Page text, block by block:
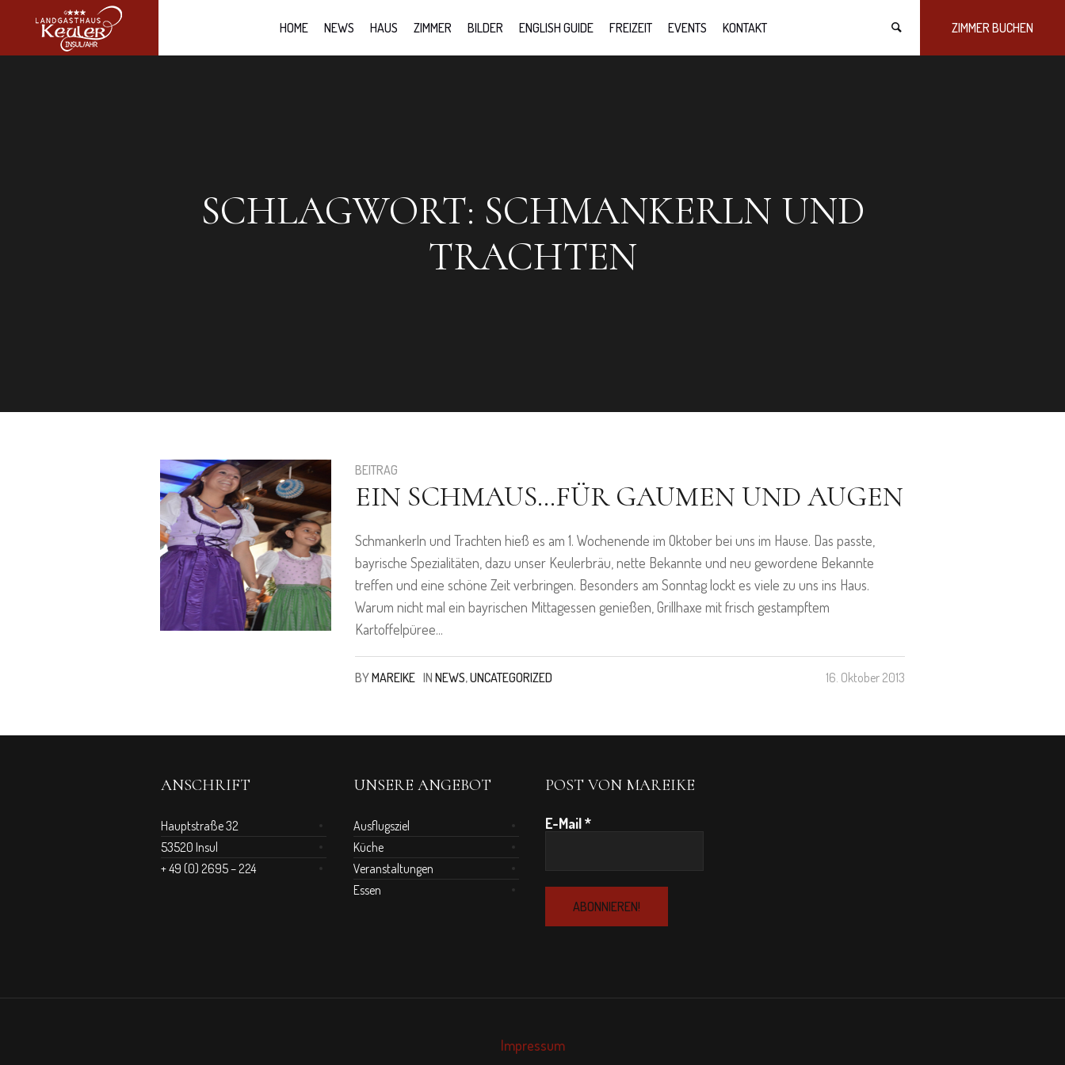
ZIMMER BUCHEN
HOME NEWS HAUS ZIMMER BILDER ENGLISH GUIDE FREIZEIT EVENTS KONTAKT
SCHLAGWORT: SCHMANKERLN UND
TRACHTEN
BEITRAG
EIN SCHMAUS…FÜR GAUMEN UND AUGEN
Schmankerln und Trachten hieß es am 1. Wochenende im Oktober bei uns im Hause. Das passte,
bayrische Spezialitäten, dazu unser Keulerbräu, nette Bekannte und neu gewordene Bekannte
treffen und eine schöne Zeit verbringen. Besonders am Sonntag lockt es viele zu uns ins Haus.
Warum nicht mal ein bayrischen Mittagessen genießen, Grillhaxe mit frisch gestampftem
Kartoffelpüree...
16. Oktober 2013
BYMAREIKE INNEWS,UNCATEGORIZED
ANSCHRIFT
Hauptstraße 32
53520 Insul
+ 49 (0) 2695 – 224
UNSERE ANGEBOT
Ausflugsziel
Küche
Veranstaltungen
Essen
POST VON MAREIKE
E-Mail*
Impressum